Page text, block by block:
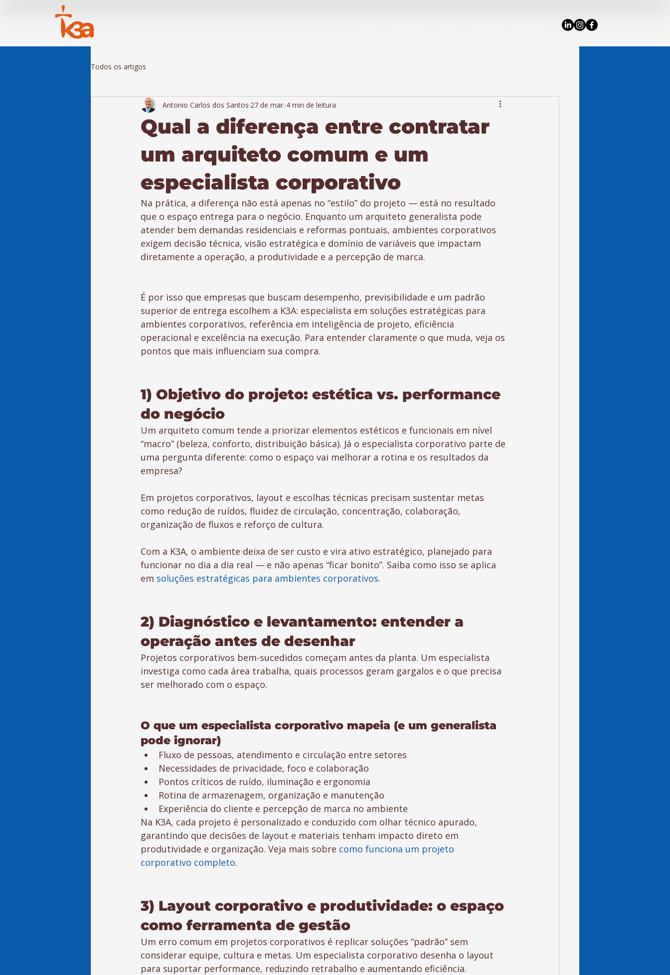
Todos os artigos
Qual a diferença entre contratar
um arquiteto comum e um
especialista corporativo
Antonio Carlos dos Santos 27 de mar. 4 min de leitura
Na prática, a diferença não está apenas no “estilo” do projeto — está no resultado
que o espaço entrega para o negócio. Enquanto um arquiteto generalista pode
atender bem demandas residenciais e reformas pontuais, ambientes corporativos
exigem decisão técnica, visão estratégica e domínio de variáveis que impactam
diretamente a operação, a produtividade e a percepção de marca.
É por isso que empresas que buscam desempenho, previsibilidade e um padrão
superior de entrega escolhem a K3A: especialista em soluções estratégicas para
ambientes corporativos, referência em inteligência de projeto, eficiência
operacional e excelência na execução. Para entender claramente o que muda, veja os
pontos que mais influenciam sua compra.
1) Objetivo do projeto: estética vs. performance
do negócio
Um arquiteto comum tende a priorizar elementos estéticos e funcionais em nível
“macro” (beleza, conforto, distribuição básica). Já o especialista corporativo parte de
uma pergunta diferente: como o espaço vai melhorar a rotina e os resultados da
empresa?
Em projetos corporativos, layout e escolhas técnicas precisam sustentar metas
como redução de ruídos, fluidez de circulação, concentração, colaboração,
organização de fluxos e reforço de cultura.
Com a K3A, o ambiente deixa de ser custo e vira ativo estratégico, planejado para
funcionar no dia a dia real — e não apenas “ficar bonito”. Saiba como isso se aplica
em soluções estratégicas para ambientes corporativos.
2) Diagnóstico e levantamento: entender a
operação antes de desenhar
Projetos corporativos bem-sucedidos começam antes da planta. Um especialista
investiga como cada área trabalha, quais processos geram gargalos e o que precisa
ser melhorado com o espaço.
O que um especialista corporativo mapeia (e um generalista
pode ignorar)
Fluxo de pessoas, atendimento e circulação entre setores
Necessidades de privacidade, foco e colaboração
Pontos críticos de ruído, iluminação e ergonomia
Rotina de armazenagem, organização e manutenção
Experiência do cliente e percepção de marca no ambiente
Na K3A, cada projeto é personalizado e conduzido com olhar técnico apurado,
garantindo que decisões de layout e materiais tenham impacto direto em
produtividade e organização. Veja mais sobre como funciona um projeto
corporativo completo.
3) Layout corporativo e produtividade: o espaço
como ferramenta de gestão
Um erro comum em projetos corporativos é replicar soluções “padrão” sem
considerar equipe, cultura e metas. Um especialista corporativo desenha o layout
para suportar performance, reduzindo retrabalho e aumentando eficiência.